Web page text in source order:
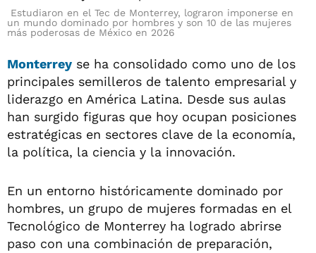
Estudiaron en el Tec de Monterrey, lograron imponerse en
un mundo dominado por hombres y son 10 de las mujeres
más poderosas de México en 2026
Monterrey se ha consolidado como uno de los
principales semilleros de talento empresarial y
liderazgo en América Latina. Desde sus aulas
han surgido figuras que hoy ocupan posiciones
estratégicas en sectores clave de la economía,
la política, la ciencia y la innovación.
En un entorno históricamente dominado por
hombres, un grupo de mujeres formadas en el
Tecnológico de Monterrey ha logrado abrirse
paso con una combinación de preparación,